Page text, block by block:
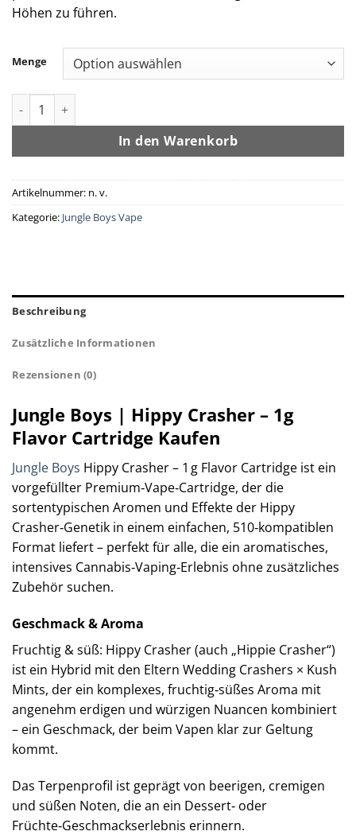
Höhen zu führen.
Menge
Jungle Boys | Hippy Crasher - 1g Flavor Cartridge Menge
In den Warenkorb
Artikelnummer: n. v.
Kategorie: Jungle Boys Vape
Beschreibung
Zusätzliche Informationen
Rezensionen (0)
Jungle Boys | Hippy Crasher – 1g
Flavor Cartridge Kaufen
Jungle Boys Hippy Crasher – 1 g Flavor Cartridge ist ein
vorgefüllter Premium‑Vape‑Cartridge, der die
sortentypischen Aromen und Effekte der Hippy
Crasher‑Genetik in einem einfachen, 510‑kompatiblen
Format liefert – perfekt für alle, die ein aromatisches,
intensives Cannabis‑Vaping‑Erlebnis ohne zusätzliches
Zubehör suchen.
Geschmack & Aroma
Fruchtig & süß: Hippy Crasher (auch „Hippie Crasher“)
ist ein Hybrid mit den Eltern Wedding Crashers × Kush
Mints, der ein komplexes, fruchtig‑süßes Aroma mit
angenehm erdigen und würzigen Nuancen kombiniert
– ein Geschmack, der beim Vapen klar zur Geltung
kommt.
Das Terpenprofil ist geprägt von beerigen, cremigen
und süßen Noten, die an ein Dessert‑ oder
Früchte‑Geschmackserlebnis erinnern.